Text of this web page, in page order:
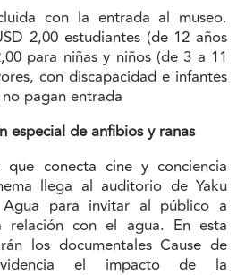
con la entrada al museo.
2,00 estudiantes (de 12 años
para niñas y niños (de 3 a 11
con discapacidad e infantes
pagan entrada
especial de anfibios y ranas
conecta cine y conciencia
llega al auditorio de Yaku
para invitar al público a
relación con el agua. En esta
los documentales Cause de
el impacto de la